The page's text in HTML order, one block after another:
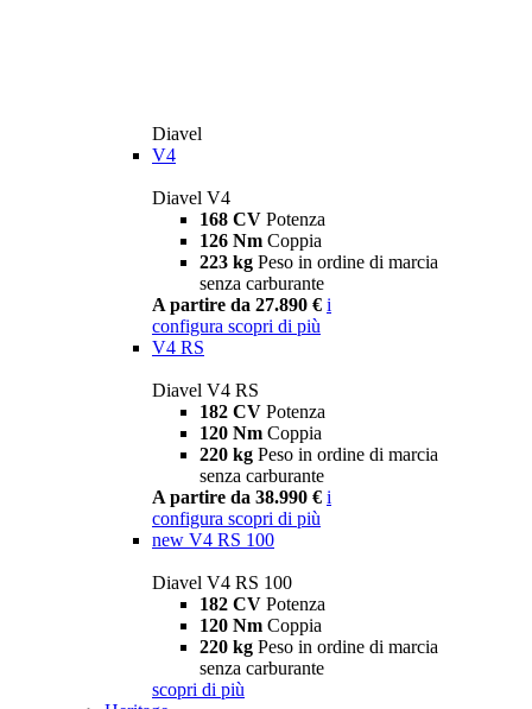
Diavel
V4
Diavel V4
168 CV Potenza
126 Nm Coppia
223 kg Peso in ordine di marcia
senza carburante
A partire da 27.890 € i
configura scopri di più
V4 RS
Diavel V4 RS
182 CV Potenza
120 Nm Coppia
220 kg Peso in ordine di marcia
senza carburante
A partire da 38.990 € i
configura scopri di più
new V4 RS 100
Diavel V4 RS 100
182 CV Potenza
120 Nm Coppia
220 kg Peso in ordine di marcia
senza carburante
scopri di più